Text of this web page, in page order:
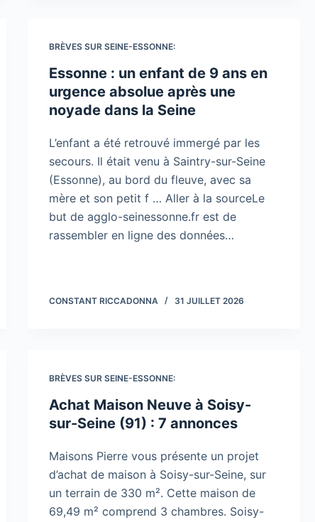
BRÈVES SUR SEINE-ESSONNE:
Essonne : un enfant de 9 ans en
urgence absolue après une
noyade dans la Seine
L’enfant a été retrouvé immergé par les
secours. Il était venu à Saintry-sur-Seine
(Essonne), au bord du fleuve, avec sa
mère et son petit f … Aller à la sourceLe
but de agglo-seinessonne.fr est de
rassembler en ligne des données…
CONSTANT RICCADONNA 31 JUILLET 2026
BRÈVES SUR SEINE-ESSONNE:
Achat Maison Neuve à Soisy-
sur-Seine (91) : 7 annonces
Maisons Pierre vous présente un projet
d’achat de maison à Soisy-sur-Seine, sur
un terrain de 330 m². Cette maison de
69,49 m² comprend 3 chambres. Soisy-